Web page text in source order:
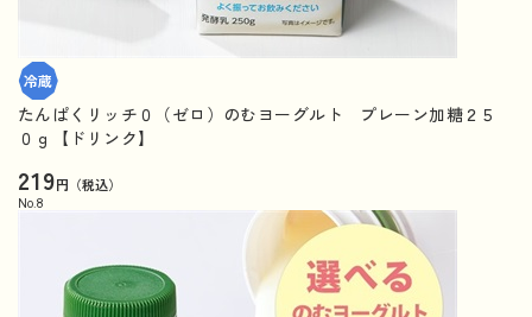
たんぱくリッチ０（ゼロ）のむヨーグルト プレーン加糖２５
０ｇ【ドリンク】
219円（税込）
No. 8